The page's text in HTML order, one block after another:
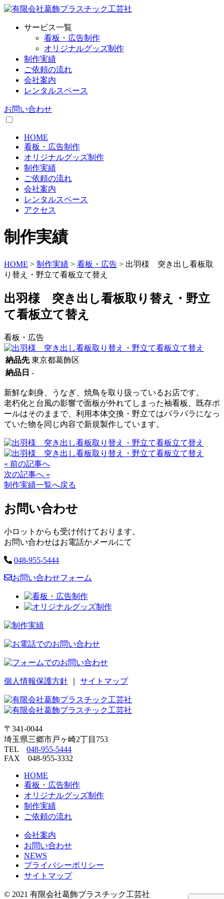
サービス一覧
看板・広告制作
オリジナルグッズ制作
制作実績
ご依頼の流れ
会社案内
レンタルスペース
お問い合わせ
HOME
看板・広告制作
オリジナルグッズ制作
制作実績
ご依頼の流れ
会社案内
レンタルスペース
アクセス
制作実績
HOME > 制作実績 > 看板・広告 > 出羽様 突き出し看板取
り替え・野立て看板立て替え
出羽様 突き出し看板取り替え・野立
て看板立て替え
看板・広告
納品先 東京都葛飾区
納品日 -
新鮮な刺身、うなぎ、焼鳥を取り扱っているお店です。
老朽化と台風の影響で面板が外れてしまった袖看板、既存ポ
ールはそのままで、利用本体交換・野立てはバラバラになっ
ていた物を同じ内容で新規製作しています。
Posts
navigation
« 前の記事へ
次の記事へ »
制作実績一覧へ戻る
お問い合わせ
小ロットからも受け付けております。
お問い合わせはお電話かメールにて
048-955-5444
お問い合わせフォーム
個人情報保護方針 サイトマップ
〒341-0044
埼玉県三郷市戸ヶ崎2丁目753
TEL 048-955-5444
FAX 048-955-3332
HOME
看板・広告制作
オリジナルグッズ制作
制作実績
ご依頼の流れ
会社案内
お問い合わせ
NEWS
プライバシーポリシー
サイトマップ
© 2021 有限会社葛飾プラスチック工芸社